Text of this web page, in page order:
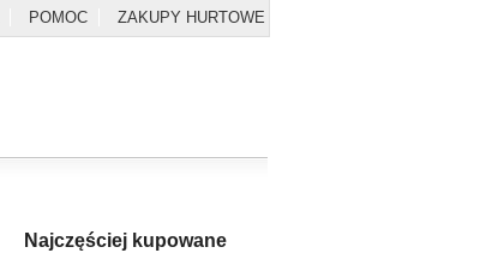
POMOC ZAKUPY HURTOWE
Najczęściej kupowane